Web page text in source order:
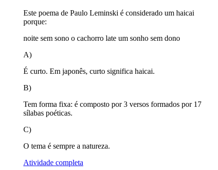
Este poema de Paulo Leminski é considerado um haicai
porque:
noite sem sono o cachorro late um sonho sem dono
A)
É curto. Em japonês, curto significa haicai.
B)
Tem forma fixa: é composto por 3 versos formados por 17
sílabas poéticas.
C)
O tema é sempre a natureza.
Atividade completa